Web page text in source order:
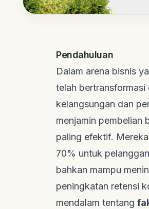
Pendahuluan
Dalam arena bisnis
telah
kelangsungan dan
menjamin pembelian
paling efektif.
70% untuk
bahkan mampu
peningkatan retensi
mendalam tentang